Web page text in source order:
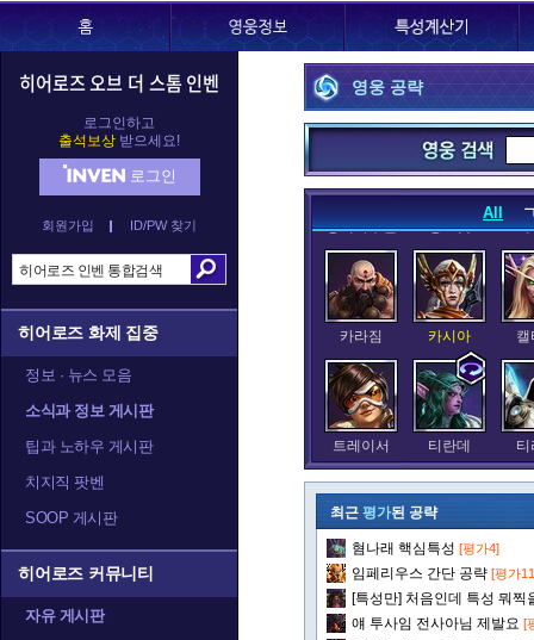
히어로즈 오브 더 스톰 인벤
로그인하고
출석보상 받으세요!
로그인
회원가입 ID/PW 찾기
히어로즈 화제 집중
정보 · 뉴스 모음
소식과 정보 게시판
팁과 노하우 게시판
치지직 팟벤
SOOP 게시판
히어로즈 커뮤니티
자유 게시판
영웅 공략
All
아나 아눕아락 아르
정예타우렌 정크랫 제
카라짐 카시아 캘
트레이서 티란데 티
최근 평가된 공략
혐나래 핵심특성 [평가4]
임페리우스 간단 공략 [평가
[특성만] 처음인데 특성 뭐찍
얘 투사임 전사아님 제발요 [